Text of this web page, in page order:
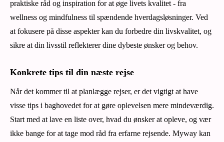
praktiske råd og inspiration for at øge livets kvalitet - fra
wellness og mindfulness til spændende hverdagsløsninger. Ved
at fokusere på disse aspekter kan du forbedre din livskvalitet, og
sikre at din livsstil reflekterer dine dybeste ønsker og behov.
Konkrete tips til din næste rejse
Når det kommer til at planlægge rejser, er det vigtigt at have
visse tips i baghovedet for at gøre oplevelsen mere mindeværdig.
Start med at lave en liste over, hvad du ønsker at opleve, og vær
ikke bange for at tage mod råd fra erfarne rejsende. Myway kan